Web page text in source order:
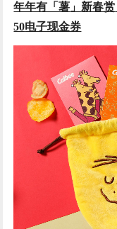
年年有「薯 」 新春赏
50电子现金券